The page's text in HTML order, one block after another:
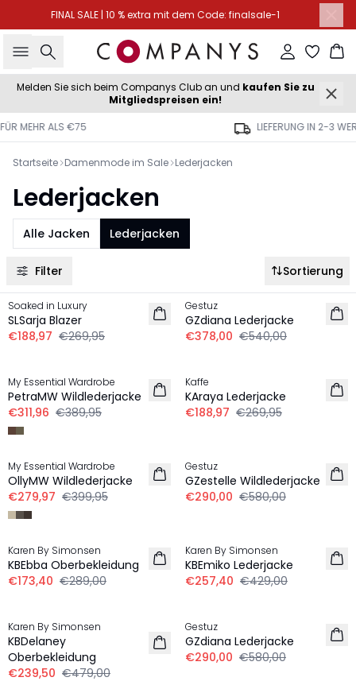
FINAL SALE | 10 % extra mit dem Code: finalsale-1
Suche Einloggen
Melden Sie sich beim Companys Club an und kaufen Sie zu
Mitgliedspreisen ein!
LIEFERUNG IN 2-3 WERKTAGEN
Startseite Damenmode im Sale Lederjacken
Lederjacken
Alle Jacken Lederjacken
Filter Sortierung
-30%
Soaked in Luxury
SLSarja Blazer
€188,97 €269,95
Gestuz
GZdiana Lederjacke
€378,00 €540,00
My Essential Wardrobe
PetraMW Wildlederjacke
€311,96 €389,95
Kaffe
KAraya Lederjacke
€188,97 €269,95
-30%
My Essential Wardrobe
OllyMW Wildlederjacke
€279,97 €399,95
Gestuz
GZestelle Wildlederjacke
€290,00 €580,00
-40%
Karen By Simonsen
KBEbba Oberbekleidung
€173,40 €289,00
Karen By Simonsen
KBEmiko Lederjacke
€257,40 €429,00
Karen By Simonsen
KBDelaney
Oberbekleidung
€239,50 €479,00
Gestuz
GZdiana Lederjacke
€290,00 €580,00